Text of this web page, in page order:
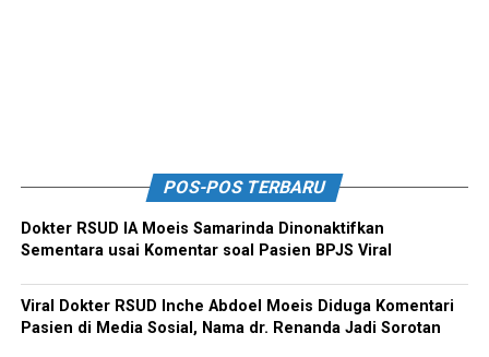
POS-POS TERBARU
Dokter RSUD IA Moeis Samarinda Dinonaktifkan
Sementara usai Komentar soal Pasien BPJS Viral
Viral Dokter RSUD Inche Abdoel Moeis Diduga Komentari
Pasien di Media Sosial, Nama dr. Renanda Jadi Sorotan